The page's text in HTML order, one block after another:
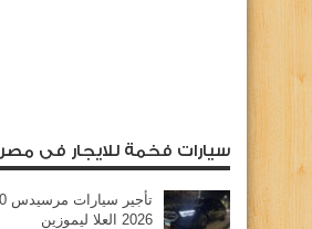
سيارات فخمة للايجار فى مصر
2026 العلا ليموزين